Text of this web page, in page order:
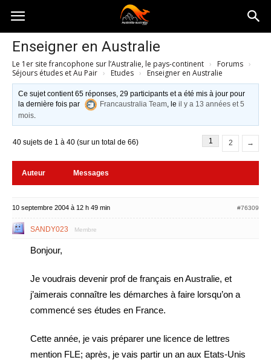
Australia-
australie.com
Enseigner en Australie
Le 1er site francophone sur l’Australie, le pays-continent › Forums ›
Séjours études et Au Pair › Etudes › Enseigner en Australie
Ce sujet contient 65 réponses, 29 participants et a été mis à jour pour
la dernière fois par
Francaustralia Team, leil y a 13 années et 5
mois.
40 sujets de 1 à 40 (sur un total de 66) 1 2 →
Auteur Messages
10 septembre 2004 à 12 h 49 min #76309
SANDY023 Membre
Bonjour,
Je voudrais devenir prof de français en Australie, et
j’aimerais connaître les démarches à faire lorsqu’on a
commencé ses études en France.
Cette année, je vais préparer une licence de lettres
mention FLE; après, je vais partir un an aux Etats-Unis